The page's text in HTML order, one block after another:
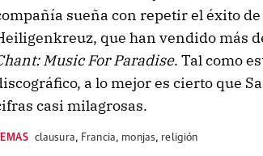
sueña con repetir el éxito
que han vendido más
Music For Paradise. Tal como
a lo mejor es cierto que
casi milagrosas.
clausura, Francia, monjas, religión